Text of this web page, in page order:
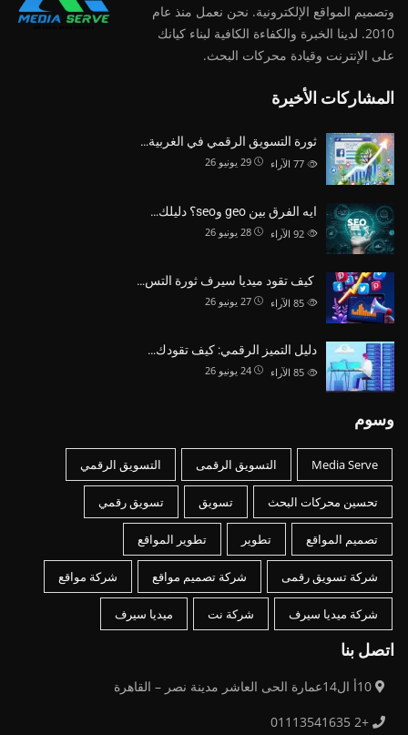
وتصميم المواقع الإلكترونية. نحن نعمل منذ عام
2010. لدينا الخبرة والكفاءة الكافية لبناء كيانك
على الإنترنت وقيادة محركات البحث.
المشاركات الأخيرة
ثورة التسويق الرقمي في الغربية…
29 يونيو 26 الآراء
ايه الفرق بين geo وseo؟ دليلك…
28 يونيو 26 الآراء
كيف تقود ميديا سيرف ثورة التس…
27 يونيو 26 الآراء
دليل التميز الرقمي: كيف تقودك…
24 يونيو 26 الآراء
وسوم
Media Serve التسويق الرقمى التسويق الرقمي
تحسين محركات البحث تسويق تسويق رقمي
تصميم المواقع تطوير تطوير المواقع
شركة تسويق رقمى شركة تصميم مواقع شركة مواقع
شركة ميديا سيرف شركة نت ميديا سيرف
اتصل بنا
+2 01113541635